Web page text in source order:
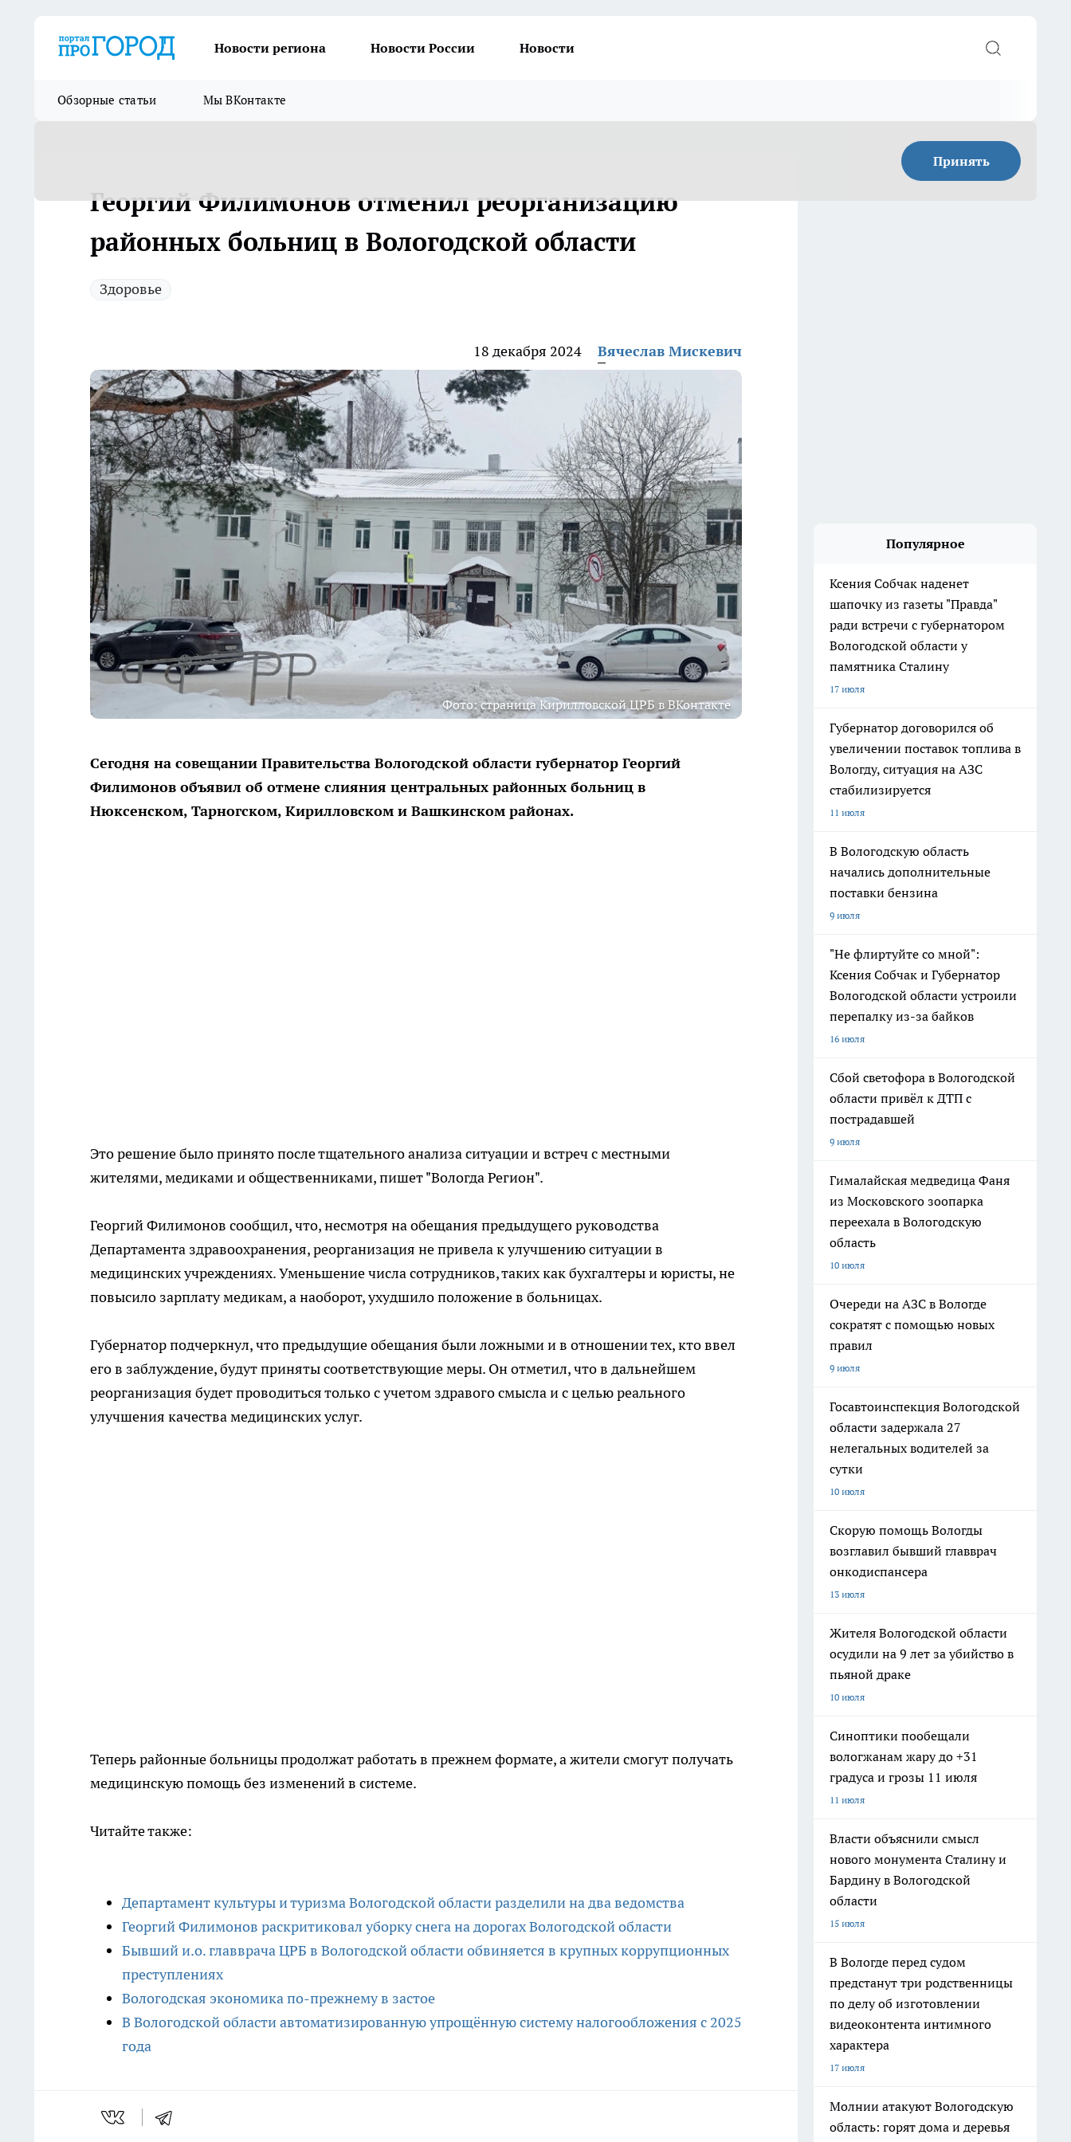
Новости региона Новости России Новости
Обзорные статьи Мы ВКонтакте
Принять
Георгий Филимонов отменил реорганизацию
районных больниц в Вологодской области
Здоровье
18 декабря 2024 Вячеслав Мискевич
Фото: страница Кирилловской ЦРБ в ВКонтакте
Сегодня на совещании Правительства Вологодской области губернатор Георгий
Филимонов объявил об отмене слияния центральных районных больниц в
Нюксенском, Тарногском, Кирилловском и Вашкинском районах.
Это решение было принято после тщательного анализа ситуации и встреч с местными
жителями, медиками и общественниками, пишет "Вологда Регион".
Георгий Филимонов сообщил, что, несмотря на обещания предыдущего руководства
Департамента здравоохранения, реорганизация не привела к улучшению ситуации в
медицинских учреждениях. Уменьшение числа сотрудников, таких как бухгалтеры и юристы, не
повысило зарплату медикам, а наоборот, ухудшило положение в больницах.
Губернатор подчеркнул, что предыдущие обещания были ложными и в отношении тех, кто ввел
его в заблуждение, будут приняты соответствующие меры. Он отметил, что в дальнейшем
реорганизация будет проводиться только с учетом здравого смысла и с целью реального
улучшения качества медицинских услуг.
Теперь районные больницы продолжат работать в прежнем формате, а жители смогут получать
медицинскую помощь без изменений в системе.
Читайте также:
Департамент культуры и туризма Вологодской области разделили на два ведомства
Георгий Филимонов раскритиковал уборку снега на дорогах Вологодской области
Бывший и.о. главврача ЦРБ в Вологодской области обвиняется в крупных коррупционных
преступлениях
Вологодская экономика по-прежнему в застое
В Вологодской области автоматизированную упрощённую систему налогообложения с 2025
года
Популярное
Ксения Собчак наденет
шапочку из газеты "Правда"
ради встречи с губернатором
Вологодской области у
памятника Сталину
17 июля
Губернатор договорился об
увеличении поставок топлива в
Вологду, ситуация на АЗС
стабилизируется
11 июля
В Вологодскую область
начались дополнительные
поставки бензина
9 июля
"Не флиртуйте со мной":
Ксения Собчак и Губернатор
Вологодской области устроили
перепалку из-за байков
16 июля
Сбой светофора в Вологодской
области привёл к ДТП с
пострадавшей
9 июля
Гималайская медведица Фаня
из Московского зоопарка
переехала в Вологодскую
область
10 июля
Очереди на АЗС в Вологде
сократят с помощью новых
правил
9 июля
Госавтоинспекция Вологодской
области задержала 27
нелегальных водителей за
сутки
10 июля
Скорую помощь Вологды
возглавил бывший главврач
онкодиспансера
13 июля
Жителя Вологодской области
осудили на 9 лет за убийство в
пьяной драке
10 июля
Синоптики пообещали
вологжанам жару до +31
градуса и грозы 11 июля
11 июля
Власти объяснили смысл
нового монумента Сталину и
Бардину в Вологодской
области
15 июля
В Вологде перед судом
предстанут три родственницы
по делу об изготовлении
видеоконтента интимного
характера
17 июля
Молнии атакуют Вологодскую
область: горят дома и деревья